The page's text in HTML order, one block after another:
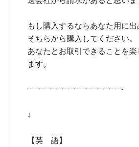
もし購入するならあなた用に
そちらから購入してください。
あなたとお取引できることを
ます。
————————————————-
↓
【英 語】